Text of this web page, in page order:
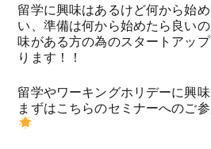
留学に興味はあるけど何から始
い、準備は何から始めたら良い
味がある方の為のスタートアッ
ります！！
留学やワーキングホリデーに興味
まずはこちらのセミナーへのご